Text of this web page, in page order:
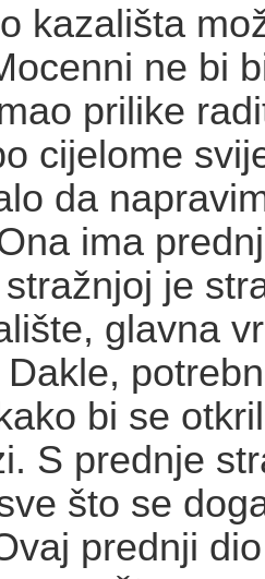
kazališta
ne bi
prilike
cijelome
da
ima
je
glavna
bi se
S prednje
što se
prednji